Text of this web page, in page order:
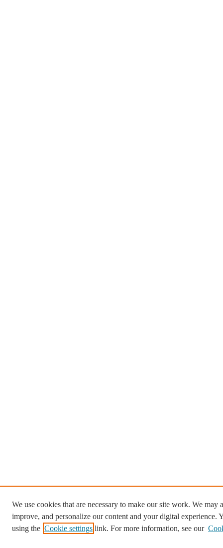
We use cookies that are necessary to make our site work. We may
improve, and personalize our content and your digital experience.
using the Cookie settings link. For more information, see our